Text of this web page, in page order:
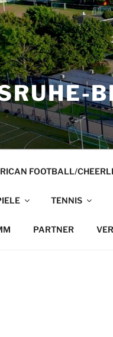
FOOTBALL/
TENNIS
PARTNER